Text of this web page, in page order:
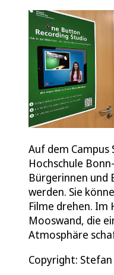
Auf dem
Hochschule
Bürgerinnen
werden. Sie
Filme drehen. Im
Mooswand, die
Atmosphäre
Copyright: